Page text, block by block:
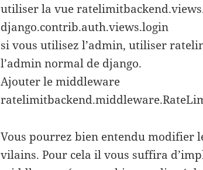
utiliser la vue
django.contrib.auth.views.login
si vous utilisez l’admin, utiliser
l’admin normal de django.
Ajouter le middleware
Vous pourrez bien entendu modifier
vilains. Pour cela il vous suffira